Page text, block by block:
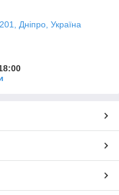
Дніпро, Україна